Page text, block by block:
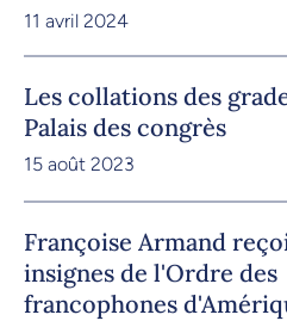
11 avril 2024
Les collations des
Palais des congrès
15 août 2023
Françoise Armand
insignes de l'Ordre des
francophones